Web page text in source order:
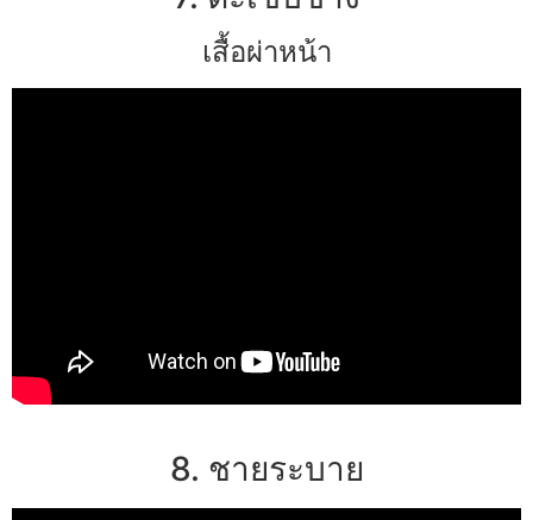
เสื้อผ่าหน้า
8. ชายระบาย